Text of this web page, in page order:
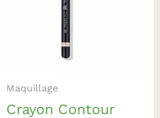
Maquillage
Crayon Contour